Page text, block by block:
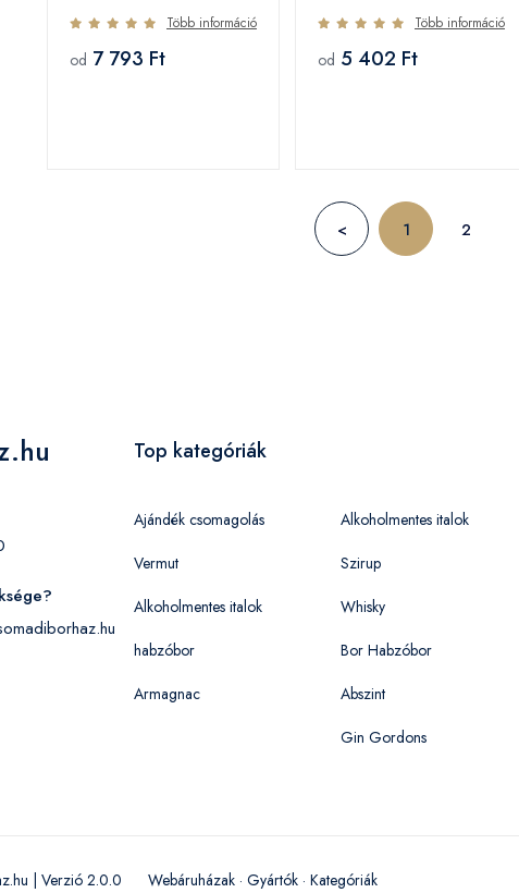
Több információ
od 7 793 Ft
Több információ
od 5 402 Ft
< 1 2
Top kategóriák
Ajándék csomagolás
Vermut
Alkoholmentes italok
habzóbor
Armagnac
Alkoholmentes italok
Szirup
Whisky
Bor Habzóbor
Abszint
Gin Gordons
| Verzió 2.0.0 Webáruházak · Gyártók · Kategóriák